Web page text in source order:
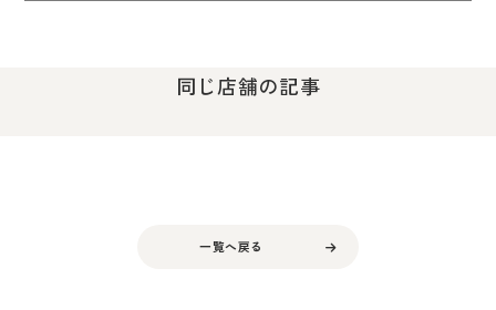
同じ店舗の記事
一覧へ戻る